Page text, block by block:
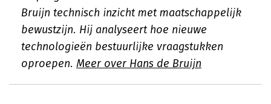
Bruijn technisch inzicht met maatschappelijk
bewustzijn. Hij analyseert hoe nieuwe
technologieën bestuurlijke vraagstukken
oproepen. Meer over Hans de Bruijn